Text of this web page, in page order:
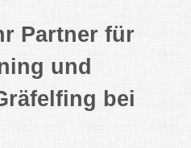
Partner für
und
bei